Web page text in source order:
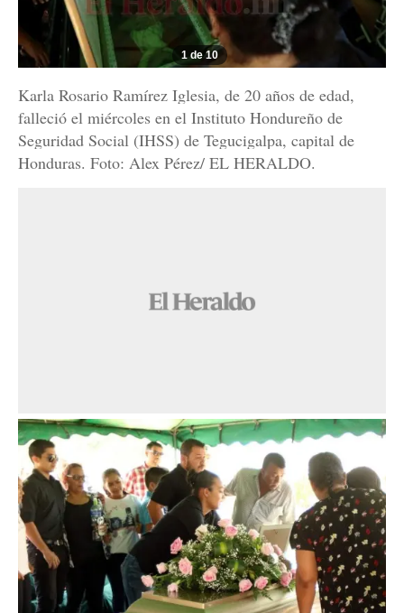
1 de 10
Karla Rosario Ramírez Iglesia, de 20 años de edad,
falleció el miércoles en el Instituto Hondureño de
Seguridad Social (IHSS) de Tegucigalpa, capital de
Honduras. Foto: Alex Pérez/ EL HERALDO.